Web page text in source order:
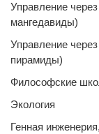
Управление
мангедавиды)
Управление
пирамиды)
Философские
Экология
Генная